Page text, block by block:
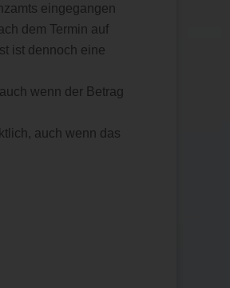
eingegangen
dem Termin auf
ist dennoch eine
wenn der Betrag
auch wenn das